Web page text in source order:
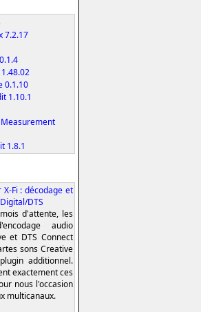
7.2.17
0.1.10
1.10.1
Measurement
1.8.1
X-Fi : décodage et
DTS
d'attente, les
audio
et DTS Connect
sons Creative
additionnel.
exactement ces
nous l'occasion
multicanaux.